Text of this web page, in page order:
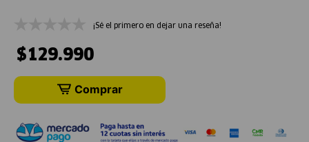
¡Sé el primero en dejar una reseña!
$129.990
Comprar